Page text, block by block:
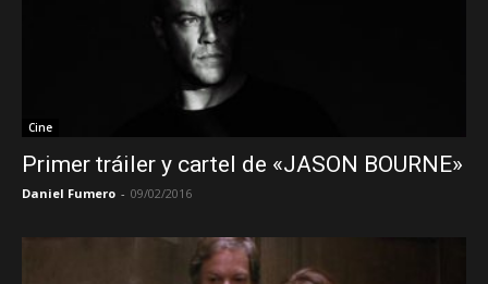
Cine
Primer tráiler y cartel de «JASON BOURNE»
Daniel Fumero - 09/02/2016